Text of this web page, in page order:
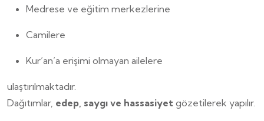
Medrese ve eğitim merkezlerine
Camilere
Kur’an’a erişimi olmayan ailelere
ulaştırılmaktadır.
Dağıtımlar, edep, saygı ve hassasiyet gözetilerek yapılır.